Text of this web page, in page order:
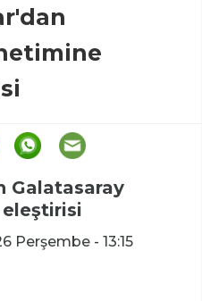
Galatasaray
Perşembe - 13:15